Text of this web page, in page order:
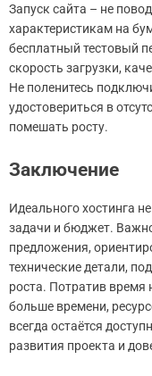
Запуск сайта – не
характеристикам на
бесплатный тестовый
скорость загрузки,
Не поленитесь
удостовериться в
помешать росту.
Заключение
Идеального хостинга
задачи и бюджет.
предложения,
технические детали,
роста. Потратив время
больше времени,
всегда остаётся
развития проекта и